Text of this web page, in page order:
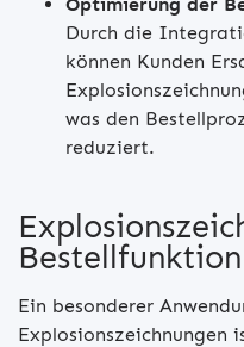
Durch die
können Kunden
was den
reduziert.
Ein besonderer
Explosionszeichnungen